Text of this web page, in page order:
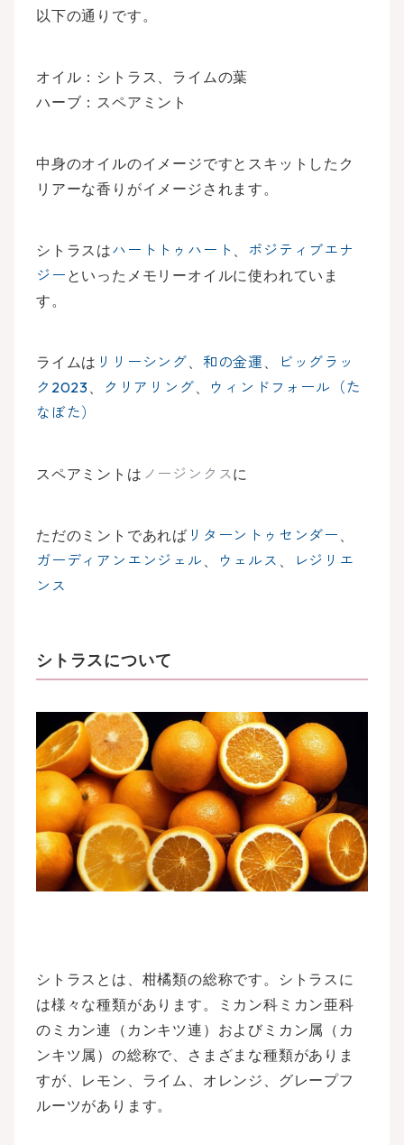
以下の通りです。
オイル：シトラス、ライムの葉
ハーブ：スペアミント
中身のオイルのイメージですとスキットしたク
リアーな香りがイメージされます。
シトラスはハートトゥハート
ポジティブエナ
ジー といったメモリーオイルに使われていま
す。
ライムは リリーシング 和の金運
ビッグラッ
ク2023
クリアリング
ウィンドフォール（た
なぼた）
スペアミントは ノージンクスに
ただのミントであれば リターントゥセンダー
ガーディアンエンジェル
ウェルス
レジリエ
ンス
シトラスについて
シトラスとは、柑橘類の総称です。シトラスに
は様々な種類があります。ミカン科ミカン亜科
のミカン連（カンキツ連）およびミカン属（カ
ンキツ属）の総称で、さまざまな種類がありま
すが、レモン、ライム、オレンジ、グレープフ
ルーツがあります。